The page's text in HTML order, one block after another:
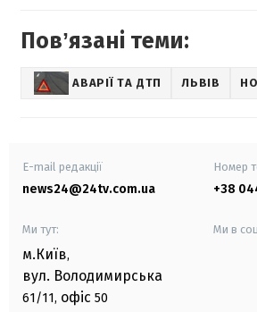
Повʼязані теми:
АВАРІЇ ТА ДТП ЛЬВІВ
E-mail редакції
news24@24tv.com.ua
Номер
+38
Ми тут:
м.Київ,
вул. Володимирська
61/11, офіс 50
Ми в